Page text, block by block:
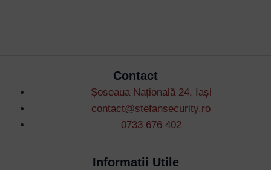
Contact
Șoseaua Națională 24, Iași
contact@stefansecurity.ro
0733 676 402
Informatii Utile